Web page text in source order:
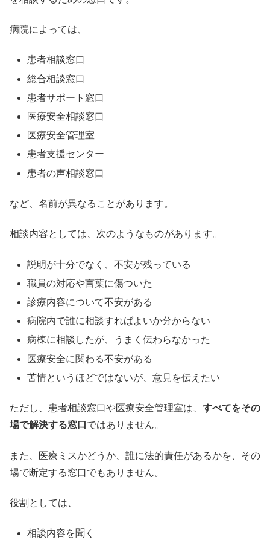
病院によっては、
患者相談窓口
総合相談窓口
患者サポート窓口
医療安全相談窓口
医療安全管理室
患者支援センター
患者の声相談窓口
など、名前が異なることがあります。
相談内容としては、次のようなものがあります。
説明が十分でなく、不安が残っている
職員の対応や言葉に傷ついた
診療内容について不安がある
病院内で誰に相談すればよいか分からない
病棟に相談したが、うまく伝わらなかった
医療安全に関わる不安がある
苦情というほどではないが、意見を伝えたい
ただし、患者相談窓口や医療安全管理室は、 すべてをその
場で解決する窓口 ではありません。
また、医療ミスかどうか、誰に法的責任があるかを、その
場で断定する窓口でもありません。
役割としては、
相談内容を聞く